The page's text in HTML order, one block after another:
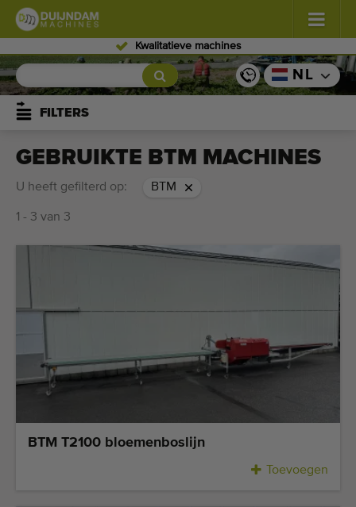
Ervaren personeel
Bloemen en planten (587)
Vollegrondgroenten
Glastuinbouw groenten (350)
Fruitteelt (336)
Transportbanden
Laatst toegevoegde machines
Machines
NL
FILTERS
GEBRUIKTE BTM MACHINES
U heeft gefilterd op: BTM
1 - 3 van 3
BTM T2100 bloemenboslijn
Toevoegen